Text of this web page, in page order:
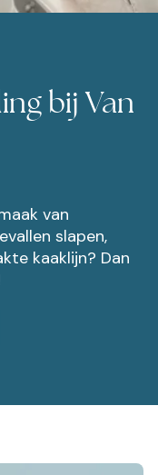
bij Van
van
slapen,
kaaklijn? Dan